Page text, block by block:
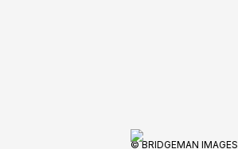
© BRIDGEMAN IMAGES